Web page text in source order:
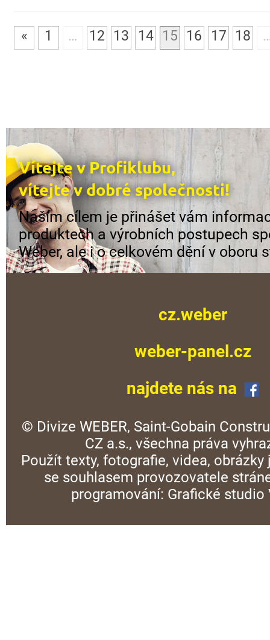
« 1 … 12 13 14 15 16 17 18
Vítejte v Profiklubu,
vítejte v dobré společnosti!
Naším cílem je přinášet vám
produktech a výrobních postupech
Weber, ale i o celkovém dění v oboru
cz.weber
weber-panel.cz
najdete nás na
© Divize WEBER, Saint-Gobain
CZ a.s., všechna práva
Použít texty, fotografie, videa, obrázky
se souhlasem provozovatele
programování: Grafické studio